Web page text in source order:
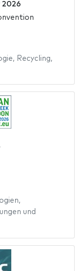
2026
, Recycling,
,
und